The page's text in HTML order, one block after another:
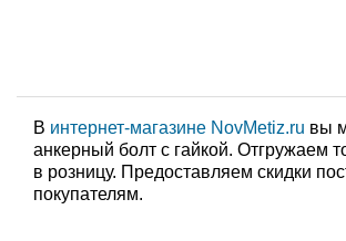
В интернет-магазине NovMetiz.ru вы
анкерный болт с гайкой. Отгружаем
в розницу. Предоставляем скидки
покупателям.